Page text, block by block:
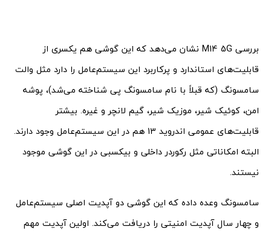
بررسی M14 5G نشان می‌دهد که این گوشی هم یکسری از
قابلیت‌های استاندارد و پرکاربرد این سیستم‌عامل را دارد مثل والت
سامسونگ (که قبلاً با نام سامسونگ پی شناخته می‌شد)، پوشه
امن، کوئیک شیر، موزیک شیر، گیم لانچر و غیره. بیشتر
قابلیت‌های عمومی اندروید 13 هم در این سیستم‌عامل وجود دارند.
البته امکاناتی مثل رکوردر داخلی و بیکسبی در این گوشی موجود
نیستند.
سامسونگ وعده داده که این گوشی دو آپدیت اصلی سیستم‌عامل
و چهار سال آپدیت امنیتی را دریافت می‌کند. اولین آپدیت مهم